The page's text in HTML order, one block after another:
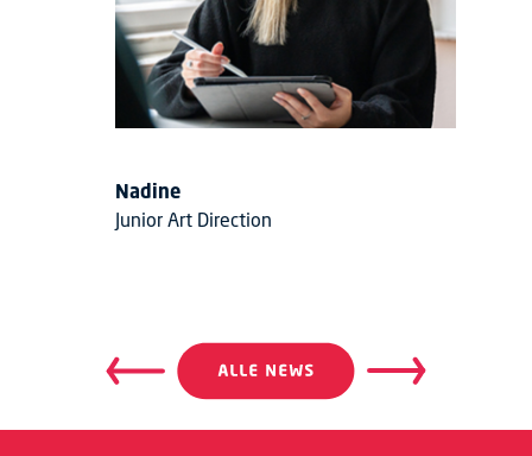
Nadine
Junior Art Direction
Beitragsnavigation